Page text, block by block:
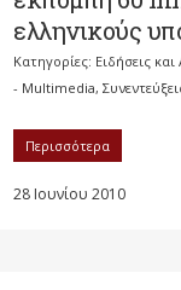
ελληνικούς
Κατηγορίες: Ειδήσεις
- Multimedia,
Περισσότερα
28 Ιουνίου 2010